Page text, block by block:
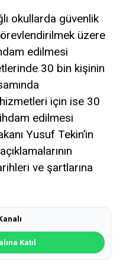
okullarda güvenlik
üzere
edilmesi
30 bin kişinin
için ise 30
edilmesi
Yusuf Tekin’in
ve şartlarına
Katıl